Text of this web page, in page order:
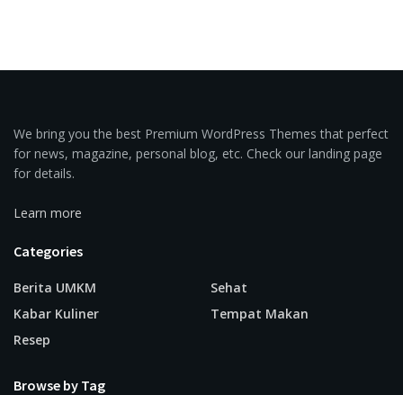
We bring you the best Premium WordPress Themes that perfect
for news, magazine, personal blog, etc. Check our landing page
for details.
Learn more
Categories
Berita UMKM
Kabar Kuliner
Resep
Sehat
Tempat Makan
Browse by Tag